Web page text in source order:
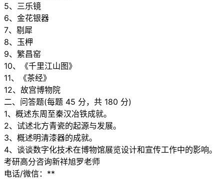
5、三乐镜
6、金花银器
7、剔犀
8、玉柙
9、繁昌窑
10、《千里江山图》
11、《茶经》
12、故宫博物院
二、问答题(每题 45 分，共 180 分)
1、概述东周至秦汉冶铁成就。
2、试述北方青瓷的起源与发展。
3、概述明清漆器的成就。
4、谈谈数字化技术在博物馆展览设计和宣传工作中的影响。
考研高分咨询新祥旭罗老师
电话/微信：**